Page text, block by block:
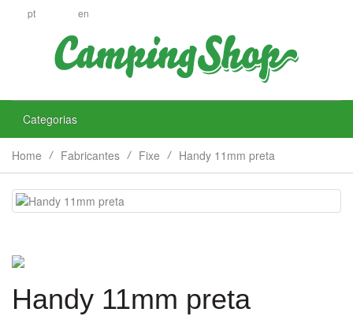
pt en
Categorias
Home Fabricantes Fixe Handy 11mm preta
Handy 11mm preta